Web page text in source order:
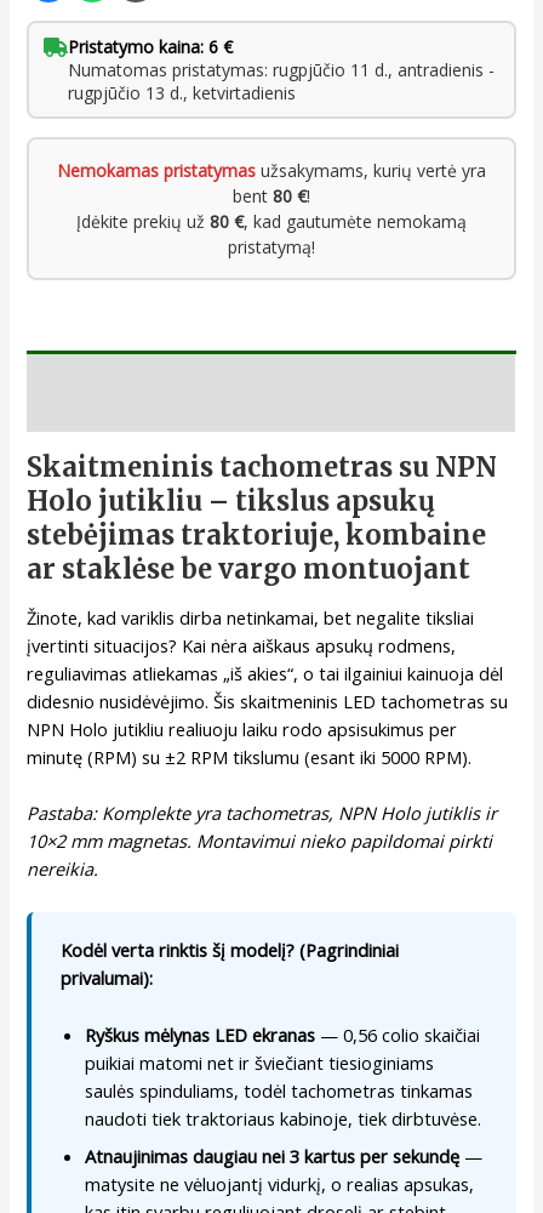
Pristatymo kaina: 6 €
Numatomas pristatymas: rugpjūčio 11 d., antradienis -
rugpjūčio 13 d., ketvirtadienis
Nemokamas pristatymas užsakymams, kurių vertė yra
bent 80 €!
Įdėkite prekių už 80 €, kad gautumėte nemokamą
pristatymą!
Skaitmeninis tachometras su NPN
Holo jutikliu – tikslus apsukų
stebėjimas traktoriuje, kombaine
ar staklėse be vargo montuojant
Žinote, kad variklis dirba netinkamai, bet negalite tiksliai
įvertinti situacijos? Kai nėra aiškaus apsukų rodmens,
reguliavimas atliekamas „iš akies“, o tai ilgainiui kainuoja dėl
didesnio nusidėvėjimo. Šis skaitmeninis LED tachometras su
NPN Holo jutikliu realiuoju laiku rodo apsisukimus per
minutę (RPM) su ±2 RPM tikslumu (esant iki 5000 RPM).
Pastaba: Komplekte yra tachometras, NPN Holo jutiklis ir
10×2 mm magnetas. Montavimui nieko papildomai pirkti
nereikia.
Kodėl verta rinktis šį modelį? (Pagrindiniai
privalumai):
Ryškus mėlynas LED ekranas — 0,56 colio skaičiai
puikiai matomi net ir šviečiant tiesioginiams
saulės spinduliams, todėl tachometras tinkamas
naudoti tiek traktoriaus kabinoje, tiek dirbtuvėse.
Atnaujinimas daugiau nei 3 kartus per sekundę —
matysite ne vėluojantį vidurkį, o realias apsukas,